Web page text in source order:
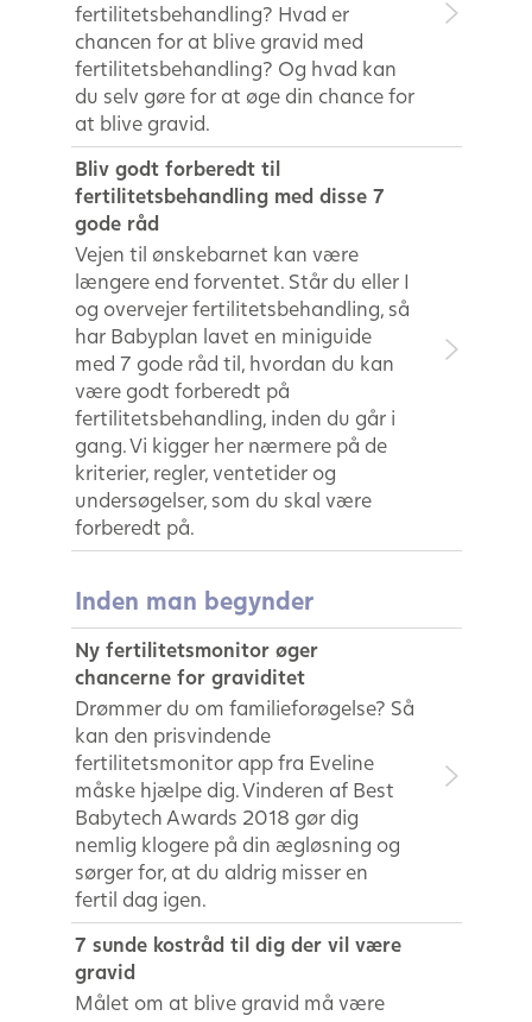
fertilitetsbehandling? Hvad er
chancen for at blive gravid med
fertilitetsbehandling? Og hvad kan
du selv gøre for at øge din chance for
at blive gravid.
Bliv godt forberedt til
fertilitetsbehandling med disse 7
gode råd
Vejen til ønskebarnet kan være
længere end forventet. Står du eller I
og overvejer fertilitetsbehandling, så
har Babyplan lavet en miniguide
med 7 gode råd til, hvordan du kan
være godt forberedt på
fertilitetsbehandling, inden du går i
gang. Vi kigger her nærmere på de
kriterier, regler, ventetider og
undersøgelser, som du skal være
forberedt på.
Inden man begynder
Ny fertilitetsmonitor øger
chancerne for graviditet
Drømmer du om familieforøgelse? Så
kan den prisvindende
fertilitetsmonitor app fra Eveline
måske hjælpe dig. Vinderen af Best
Babytech Awards 2018 gør dig
nemlig klogere på din ægløsning og
sørger for, at du aldrig misser en
fertil dag igen.
7 sunde kostråd til dig der vil være
gravid
Målet om at blive gravid må være